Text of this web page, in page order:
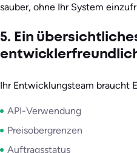
sauber, ohne Ihr System
5. Ein
Ihr Entwicklungsteam braucht
API-Verwendung
Preisobergrenzen
Auftragsstatus